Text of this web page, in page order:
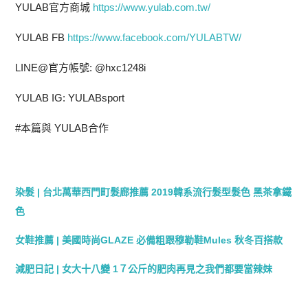
YULAB官方商城 https://www.yulab.com.tw/
YULAB FB https://www.facebook.com/YULABTW/
LINE@官方帳號: @hxc1248i
YULAB IG: YULABsport
#本篇與 YULAB合作
染髮 | 台北萬華西門町髮廊推薦 2019韓系流行髮型髮色 黑茶拿鐵
色
女鞋推薦 | 美國時尚GLAZE 必備粗跟穆勒鞋Mules 秋冬百搭款
減肥日記 | 女大十八變 1７公斤的肥肉再見之我們都要當辣妹